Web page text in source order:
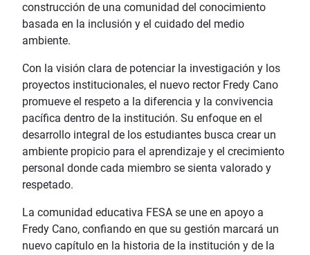
construcción de una comunidad del conocimiento
basada en la inclusión y el cuidado del medio
ambiente.
Con la visión clara de potenciar la investigación y los
proyectos institucionales, el nuevo rector Fredy Cano
promueve el respeto a la diferencia y la convivencia
pacífica dentro de la institución. Su enfoque en el
desarrollo integral de los estudiantes busca crear un
ambiente propicio para el aprendizaje y el crecimiento
personal donde cada miembro se sienta valorado y
respetado.
La comunidad educativa FESA se une en apoyo a
Fredy Cano, confiando en que su gestión marcará un
nuevo capítulo en la historia de la institución y de la